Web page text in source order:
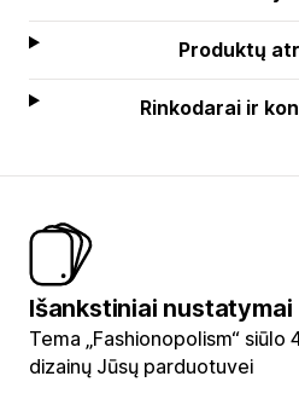
Produktų
Rinkodarai ir
Išankstiniai nustatymai
Tema „Fashionopolism“
dizainų Jūsų parduotuvei